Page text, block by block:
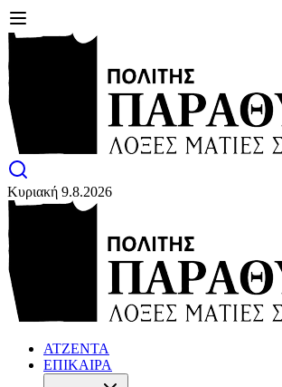
Κυριακή 9.8.2026
ΑΤΖΕΝΤΑ
ΕΠΙΚΑΙΡΑ